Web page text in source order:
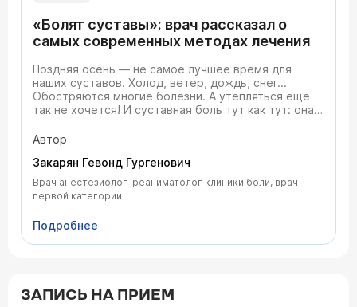
«Болят суставы»: врач рассказал о
самых современных методах лечения
Поздняя осень — не самое лучшее время для
наших суставов. Холод, ветер, дождь, снег...
Обостряются многие болезни. А утепляться еще
так не хочется! И суставная боль тут как тут: она
человеку. «Сегодня мы поговорим о тех случаях,
когда однажды заболело и не прошло
Автор
Закарян Гевонд Гургенович
Врач анестезиолог-реаниматолог клиники боли, врач
первой категории
Подробнее
ЗАПИСЬ НА ПРИЕМ